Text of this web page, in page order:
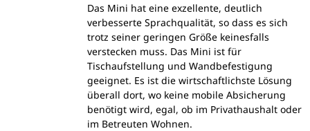
Das Mini hat eine exzellente, deutlich
verbesserte Sprachqualität, so dass es sich
trotz seiner geringen Größe keinesfalls
verstecken muss. Das Mini ist für
Tischaufstellung und Wandbefestigung
geeignet. Es ist die wirtschaftlichste Lösung
überall dort, wo keine mobile Absicherung
benötigt wird, egal, ob im Privathaushalt oder
im Betreuten Wohnen.